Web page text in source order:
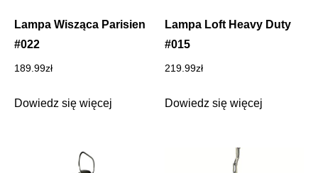
Lampa Wisząca Parisien
#022
189.99zł
Dowiedz się więcej
Lampa Loft Heavy Duty
#015
219.99zł
Dowiedz się więcej